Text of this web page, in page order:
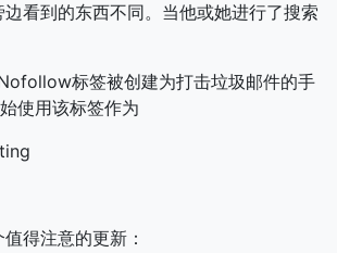
看到的东西不同。当他或她进行了搜索
标签被创建为打击垃圾邮件的手
使用该标签作为
得注意的更新：